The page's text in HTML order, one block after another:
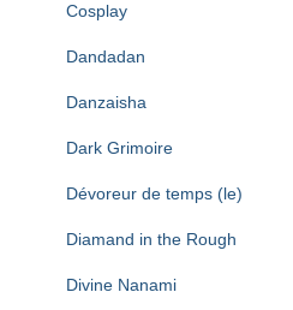
Cosplay
Dandadan
Danzaisha
Dark Grimoire
Dévoreur de temps (le)
Diamand in the Rough
Divine Nanami